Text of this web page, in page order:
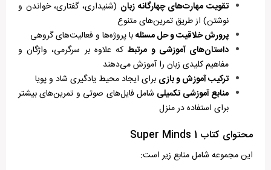
تقویت مهارت‌های چهارگانه زبان (شنیداری، گفتاری، خواندن و
نوشتن) از طریق تمرین‌های متنوع
پرورش خلاقیت و حل مسئلهبا پروژه‌ها و فعالیت‌های گروهی
داستان‌های آموزشی و مرتبطکه علاوه بر سرگرمی، واژگان و
مفاهیم کلیدی زبان را آموزش می‌دهند
ترکیب آموزش و بازی برای ایجاد محیط یادگیری شاد و پویا
منابع آموزشی تکمیلی شامل فایل‌های صوتی و تمرین‌های بیشتر
برای استفاده در منزل
محتوای کتاب Super Minds 1
این مجموعه شامل منابع زیر است: